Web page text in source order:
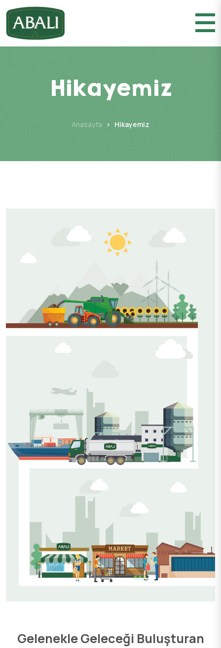
Hikayemiz
Anasayfa Hikayemiz
Gelenekle Geleceği Buluşturan